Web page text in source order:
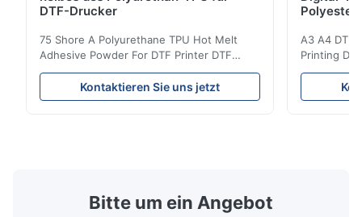
DTF-Drucker
75 Shore A Polyurethane TPU Hot Melt
Adhesive Powder For DTF Printer DTF
Powder Technical Parameters Bonding
Parameters ( reference only) Temperature
110-130℃ Press 0.5-1.5 kg/cm2 Time 8-20
Kontaktieren Sie uns jetzt
A3 A4 DTF
Printing
application
textile
pattern
Bitte um ein Angebot